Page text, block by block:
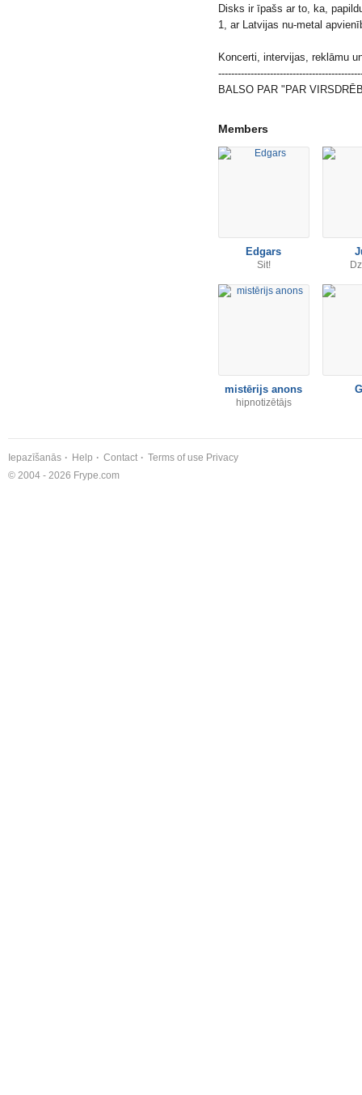
Disks ir īpašs ar to, ka,
1, ar Latvijas nu-metal
Koncerti, intervijas, reklāmu
BALSO PAR "PAR
Members
Edgars
Sit!
mistērijs anons
hipnotizētājs
Iepazīšanās Help Contact Terms of use Privacy
© 2004 - 2026 Frype.com